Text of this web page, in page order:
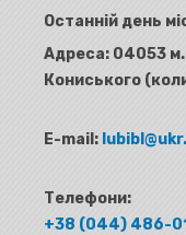
Останній день
Адреса: 04053 м.
Кониського
E-mail:
Телефони:
+38 (044) 486-